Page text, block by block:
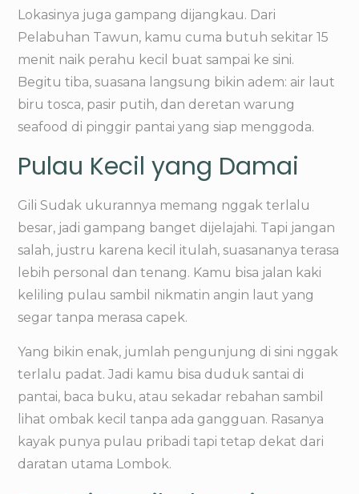
Lokasinya juga gampang dijangkau. Dari
Pelabuhan Tawun, kamu cuma butuh sekitar 15
menit naik perahu kecil buat sampai ke sini.
Begitu tiba, suasana langsung bikin adem: air laut
biru tosca, pasir putih, dan deretan warung
seafood di pinggir pantai yang siap menggoda.
Pulau Kecil yang Damai
Gili Sudak ukurannya memang nggak terlalu
besar, jadi gampang banget dijelajahi. Tapi jangan
salah, justru karena kecil itulah, suasananya terasa
lebih personal dan tenang. Kamu bisa jalan kaki
keliling pulau sambil nikmatin angin laut yang
segar tanpa merasa capek.
Yang bikin enak, jumlah pengunjung di sini nggak
terlalu padat. Jadi kamu bisa duduk santai di
pantai, baca buku, atau sekadar rebahan sambil
lihat ombak kecil tanpa ada gangguan. Rasanya
kayak punya pulau pribadi tapi tetap dekat dari
daratan utama Lombok.